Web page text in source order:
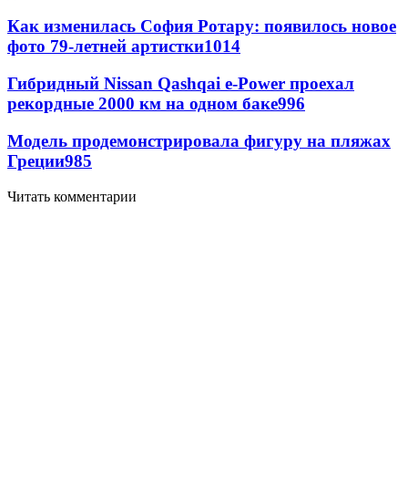
Как изменилась София Ротару: появилось новое
фото 79-летней артистки1014
Гибридный Nissan Qashqai e-Power проехал
рекордные 2000 км на одном баке996
Модель продемонстрировала фигуру на пляжах
Греции985
Читать комментарии